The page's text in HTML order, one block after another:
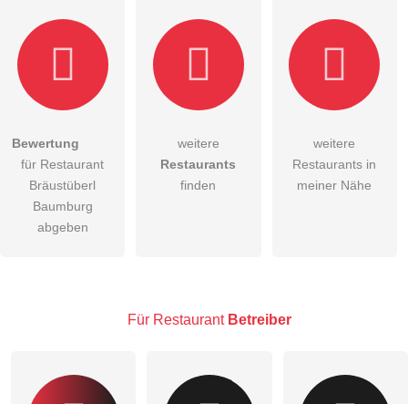
Die Datenschutzerklärunghabe ich zur Kenntnis genommen.
öffentliche Frage stellen
Restaurant-Eintrag zu stellen.
Bewertung
für Restaurant
Bräustüberl
Baumburg
abgeben
weitere
Restaurants
finden
weitere
Restaurants in
meiner Nähe
Für Restaurant Betreiber